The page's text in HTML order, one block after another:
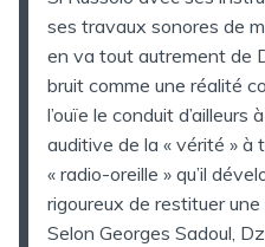
ses travaux sonores de
en va tout autrement de
bruit comme une réalité
l’ouïe le conduit
auditive de la « vérité » à
« radio-oreille » qu’il
rigoureux de restituer
Selon Georges Sadoul,